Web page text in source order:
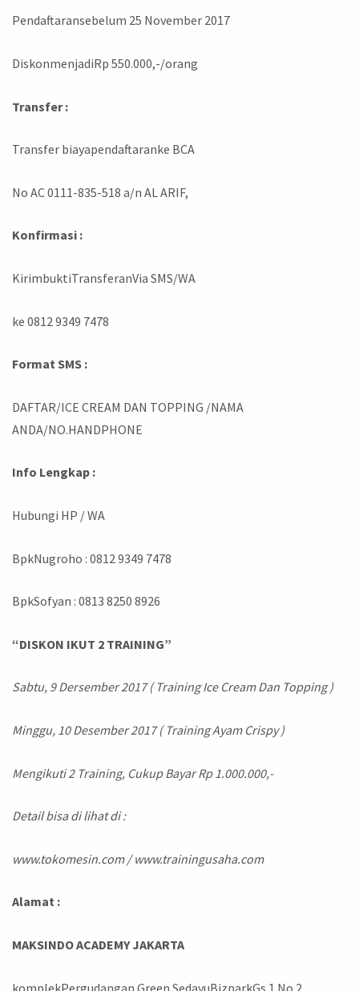
Pendaftaransebelum 25 November 2017
DiskonmenjadiRp 550.000,-/orang
Transfer :
Transfer biayapendaftaranke BCA
No AC 0111-835-518 a/n AL ARIF,
Konfirmasi :
KirimbuktiTransferanVia SMS/WA
ke 0812 9349 7478
Format SMS :
DAFTAR/ICE CREAM DAN TOPPING /NAMA
ANDA/NO.HANDPHONE
Info Lengkap :
Hubungi HP / WA
BpkNugroho : 0812 9349 7478
BpkSofyan : 0813 8250 8926
“DISKON IKUT 2 TRAINING”
Sabtu, 9 Dersember 2017 ( Training Ice Cream Dan Topping )
Minggu, 10 Desember 2017 ( Training Ayam Crispy )
Mengikuti 2 Training, Cukup Bayar Rp 1.000.000,-
Detail bisa di lihat di :
www.tokomesin.com / www.trainingusaha.com
Alamat :
MAKSINDO ACADEMY JAKARTA
komplekPergudangan Green SedayuBizparkGs 1 No 2 .